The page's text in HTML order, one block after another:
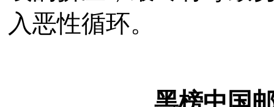
入恶性循环。
黑榜中国